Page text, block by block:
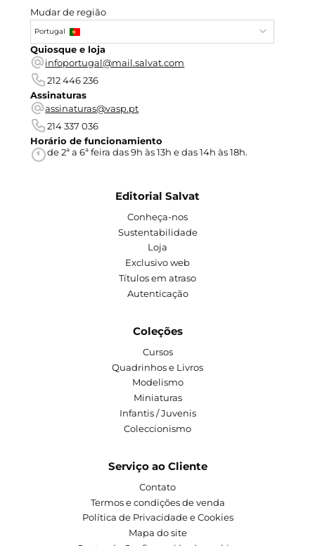
Mudar de região
Portugal
Quiosque e loja
infoportugal@mail.salvat.com
212 446 236
Assinaturas
assinaturas@vasp.pt
214 337 036
Horário de funcionamiento
de 2ª a 6ª feira das 9h às 13h e das 14h às 18h.
Editorial Salvat
Conheça-nos
Sustentabilidade
Loja
Exclusivo web
Títulos em atraso
Autenticação
Coleções
Cursos
Quadrinhos e Livros
Modelismo
Miniaturas
Infantis / Juvenis
Coleccionismo
Serviço ao Cliente
Contato
Termos e condições de venda
Política de Privacidade e Cookies
Mapa do site